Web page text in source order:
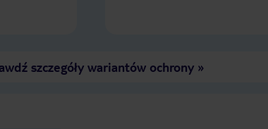
szczegóły wariantów ochrony»